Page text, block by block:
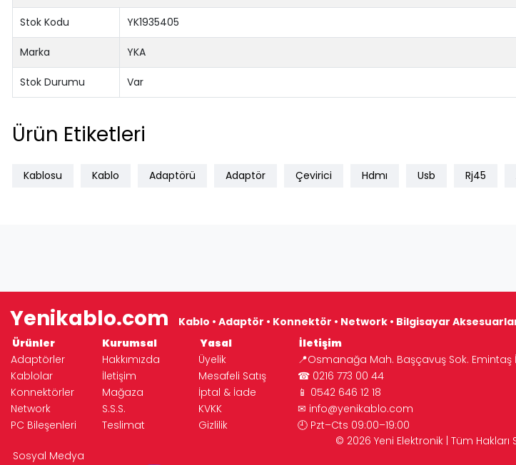
Stok Kodu YK1935405
Marka YKA
Stok Durumu Var
Ürün Etiketleri
Kablosu Kablo Adaptörü Adaptör Çevirici Hdmı Usb Rj45
Yenikablo.com
Kablo • Adaptör • Konnektör • Network • Bilgisayar
Ürünler
Kurumsal Yasal
İletişim
Adaptörler
Hakkımızda Üyelik
📍Osmanağa Mah. Başçavuş Sok. Emintaş
Kablolar
İletişim Mesafeli Satış
☎ 0216 773 00 44
Konnektörler
Mağaza İptal & İade
📱 0542 646 12 18
Network
S.S.S. KVKK ✉ info@yenikablo.com
PC Bileşenleri
Teslimat Gizlilik
🕘 Pzt–Cts 09:00–19:00
© 2026 Yeni Elektronik | Tüm Hakları
Sosyal Medya